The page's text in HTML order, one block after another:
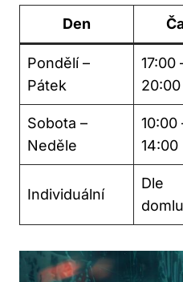
Den
Pondělí –
Pátek
17:00
20:00
Sobota –
Neděle
10:00
14:00
Individuální
Dle